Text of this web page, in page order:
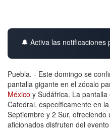
🔔 Activa las
Puebla. - Este domingo se
pantalla gigante en el zócalo
México y Sudáfrica. La
Catedral, específicamente en
Septiembre y 2 Sur,
aficionados disfruten del